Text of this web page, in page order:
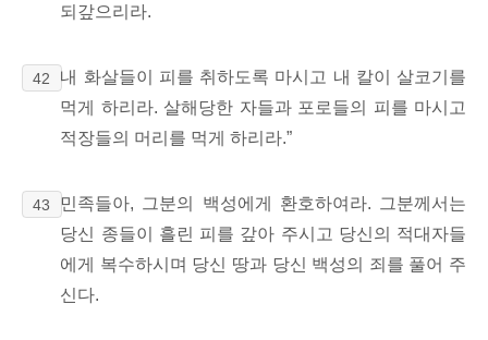
되갚으리라.
42
내 화살들이 피를 취하도록 마시고 내 칼이 살코기를
먹게 하리라. 살해당한 자들과 포로들의 피를 마시고
적장들의 머리를 먹게 하리라.”
43
민족들아, 그분의 백성에게 환호하여라. 그분께서는
당신 종들이 흘린 피를 갚아 주시고 당신의 적대자들
에게 복수하시며 당신 땅과 당신 백성의 죄를 풀어 주
신다.